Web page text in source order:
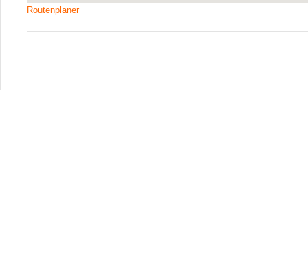
Routenplaner